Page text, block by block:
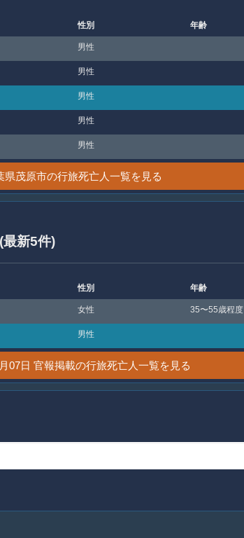
性別 年齢
男性
男性
男性
男性
男性
県茂原市の行旅死亡人一覧を見る
新5件)
性別 年齢
女性 35〜55歳程度
男性
07日 官報掲載の行旅死亡人一覧を見る